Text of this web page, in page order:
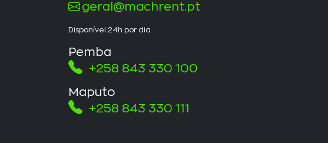
geral@machrent.pt
Disponível 24h por dia
Pemba
+258 843 330 100
Maputo
+258 843 330 111